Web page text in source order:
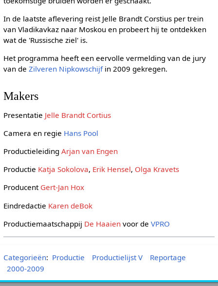
In de laatste aflevering reist Jelle Brandt Corstius per trein
van Vladikavkaz naar Moskou en probeert hij te ontdekken
wat de 'Russische ziel' is.
Het programma heeft een eervolle vermelding van de jury
van de Zilveren Nipkowschijfin 2009 gekregen.
Makers
Presentatie Jelle Brandt Cortius
Camera en regie Hans Pool
Productieleiding Arjan van Engen
Productie Katja Sokolova, Erik Hensel, Olga Kravets
Producent Gert-Jan Hox
Eindredactie Karen deBok
Productiemaatschappij De Haaienvoor de VPRO
Categorieën: Productie Productielijst V
Reportage
2000-2009